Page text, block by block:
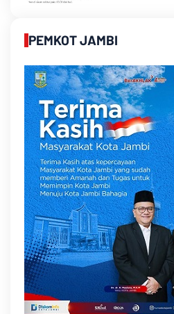
PEMKOT JAMBI